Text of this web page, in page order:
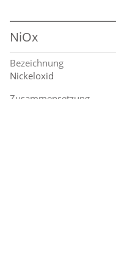
NiOx
Bezeichnung
Nickeloxid
Zusammensetzung